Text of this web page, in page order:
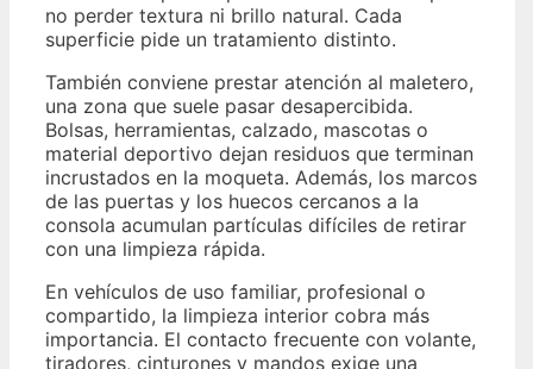
no perder textura ni brillo natural. Cada
superficie pide un tratamiento distinto.
También conviene prestar atención al maletero,
una zona que suele pasar desapercibida.
Bolsas, herramientas, calzado, mascotas o
material deportivo dejan residuos que terminan
incrustados en la moqueta. Además, los marcos
de las puertas y los huecos cercanos a la
consola acumulan partículas difíciles de retirar
con una limpieza rápida.
En vehículos de uso familiar, profesional o
compartido, la limpieza interior cobra más
importancia. El contacto frecuente con volante,
tiradores, cinturones y mandos exige una